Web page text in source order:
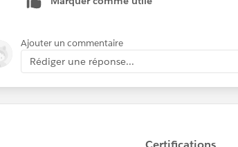
Ajouter un commentaire
Rédiger une réponse...